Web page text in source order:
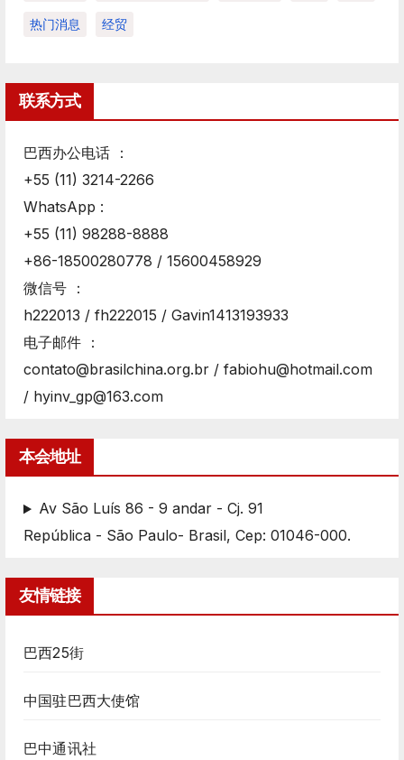
热门消息 经贸
联系方式
巴西办公电话 ：
+55 (11) 3214-2266
WhatsApp :
+55 (11) 98288-8888
+86-18500280778 / 15600458929
微信号 ：
h222013 / fh222015 / Gavin1413193933
电子邮件 ：
contato@brasilchina.org.br / fabiohu@hotmail.com
/ hyinv_gp@163.com
本会地址
Av São Luís 86 - 9 andar - Cj. 91
República - São Paulo- Brasil, Cep: 01046-000.
友情链接
巴西25街
中国驻巴西大使馆
巴中通讯社